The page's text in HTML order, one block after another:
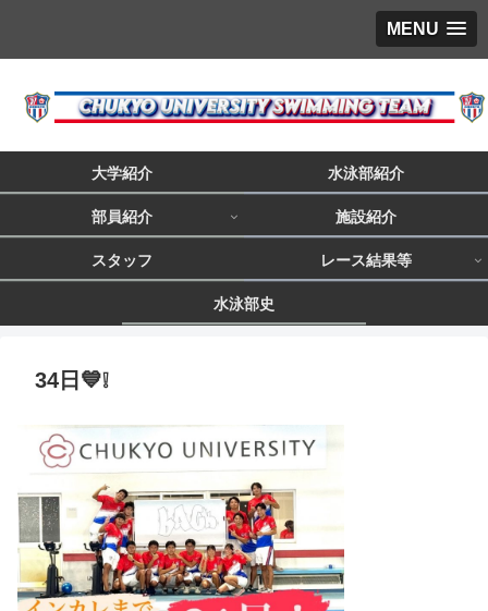
MENU
大学紹介 水泳部紹介
部員紹介 施設紹介
スタッフ レース結果等
水泳部史
34日💙❕